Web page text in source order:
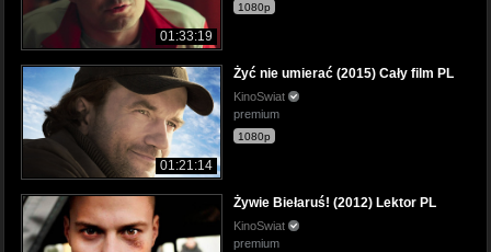
01:33:19
1080p
01:21:14
Żyć nie umierać (2015) Cały film PL
KinoSwiat
premium
1080p
Żywie Biełaruś! (2012) Lektor PL
KinoSwiat
premium